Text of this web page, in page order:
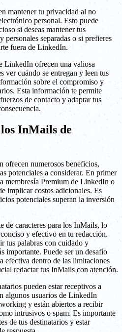
mantener tu privacidad al no
personal. Esto puede
si deseas mantener tus
personales separadas o si prefieres
fuera de LinkedIn.
LinkedIn ofrecen una valiosa
ver cuándo se entregan y leen tus
sobre el compromiso y
Esta información te permite
de contacto y adaptar tus
los InMails de
numerosos beneficios,
potenciales a considerar. En primer
membresía Premium de LinkedIn o
implicar costos adicionales. Es
potenciales superan la inversión
de caracteres para los InMails, lo
y efectivo en tu redacción.
tus palabras con cuidado y
importante. Puede ser un desafío
efectiva dentro de las limitaciones
redactar tus InMails con atención.
pueden estar receptivos a
algunos usuarios de LinkedIn
y están abiertos a recibir
intrusivos o spam. Es importante
de tus destinatarios y estar